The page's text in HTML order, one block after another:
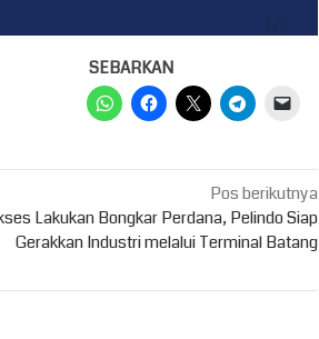
SEBARKAN
Pos berikutnya
Lakukan Bongkar Perdana, Pelindo Siap
Gerakkan Industri melalui Terminal Batang